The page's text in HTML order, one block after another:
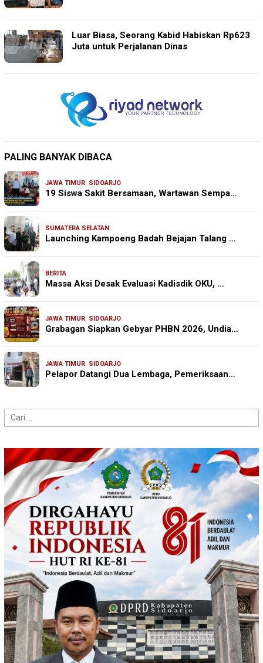
Luar Biasa, Seorang Kabid Habiskan Rp623
Juta untuk Perjalanan Dinas
PALING BANYAK DIBACA
JAWA TIMUR, SIDOARJO
19 Siswa Sakit Bersamaan, Wartawan Sempa…
SUMATERA SELATAN
Launching Kampoeng Badah Bejajan Talang …
BERITA
Massa Aksi Desak Evaluasi Kadisdik OKU, …
JAWA TIMUR, SIDOARJO
Grabagan Siapkan Gebyar PHBN 2026, Undia…
JAWA TIMUR, SIDOARJO
Pelapor Datangi Dua Lembaga, Pemeriksaan…
Cari
untuk: